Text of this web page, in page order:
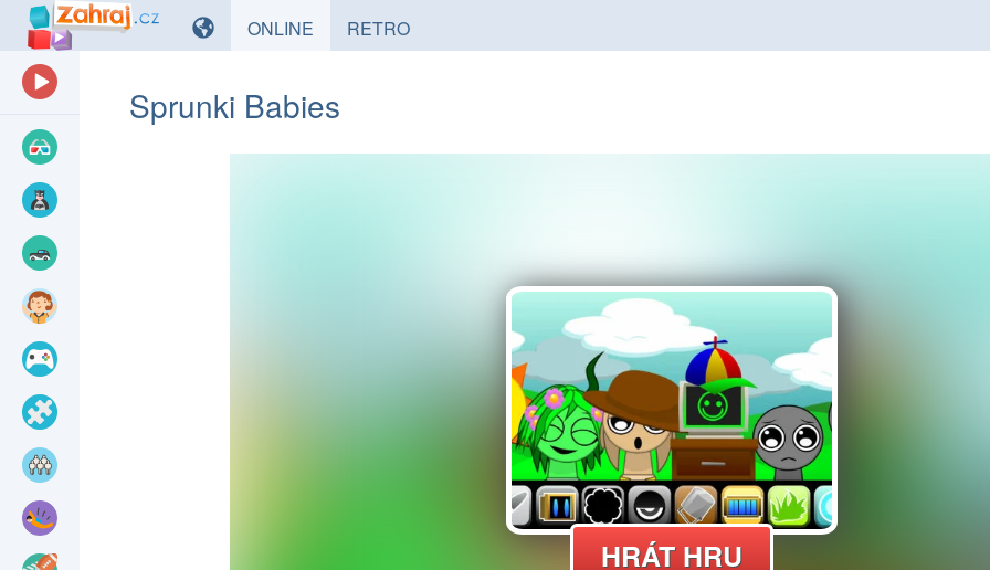
ONLINE HRYRETROHRY
Sprunki Babies